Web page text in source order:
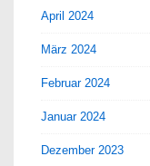
April 2024
März 2024
Februar 2024
Januar 2024
Dezember 2023